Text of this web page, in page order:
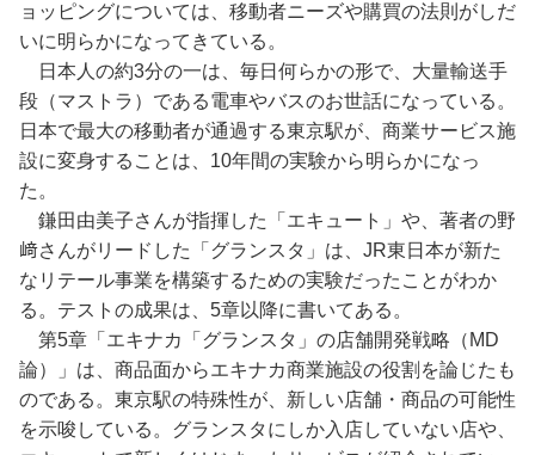
ョッピングについては、移動者ニーズや購買の法則がしだ
いに明らかになってきている。
日本人の約3分の一は、毎日何らかの形で、大量輸送手
段（マストラ）である電車やバスのお世話になっている。
日本で最大の移動者が通過する東京駅が、商業サービス施
設に変身することは、10年間の実験から明らかになっ
た。
鎌田由美子さんが指揮した「エキュート」や、著者の野
﨑さんがリードした「グランスタ」は、JR東日本が新た
なリテール事業を構築するための実験だったことがわか
る。テストの成果は、5章以降に書いてある。
第5章「エキナカ「グランスタ」の店舗開発戦略（MD
論）」は、商品面からエキナカ商業施設の役割を論じたも
のである。東京駅の特殊性が、新しい店舗・商品の可能性
を示唆している。グランスタにしか入店していない店や、